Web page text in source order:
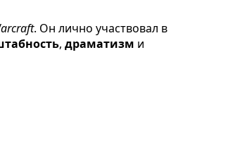
. Он лично участвовал в
, драматизм и